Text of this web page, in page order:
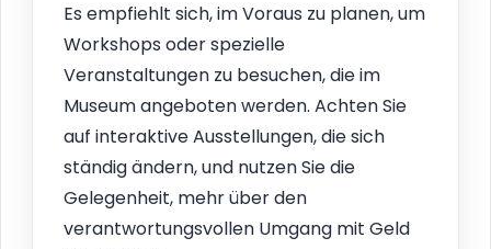
Es empfiehlt sich, im Voraus zu planen, um
Workshops oder spezielle
Veranstaltungen zu besuchen, die im
Museum angeboten werden. Achten Sie
auf interaktive Ausstellungen, die sich
ständig ändern, und nutzen Sie die
Gelegenheit, mehr über den
verantwortungsvollen Umgang mit Geld